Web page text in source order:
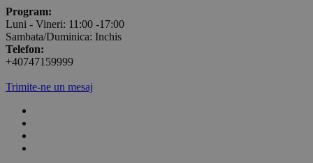
Program:
Luni - Vineri: 11:00 -17:00
Sambata/Duminica: Inchis
Telefon:
+40747159999
Trimite-ne un mesaj